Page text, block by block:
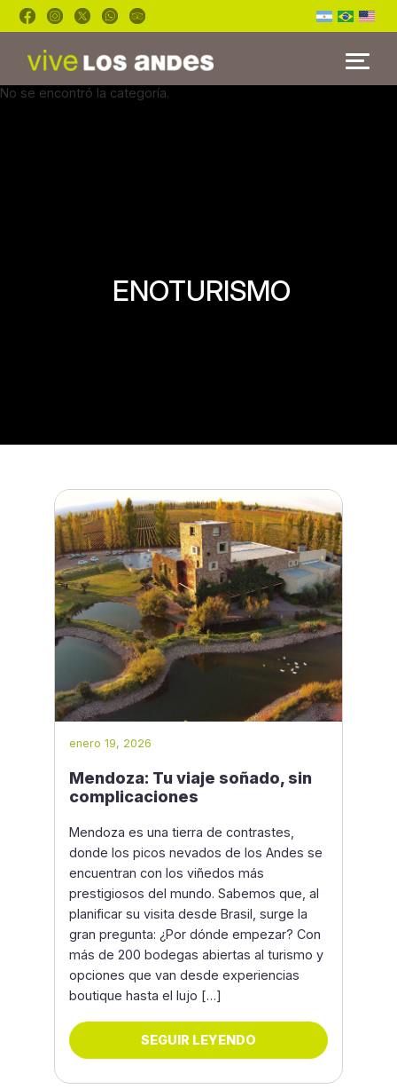
No se encontró la categoría.
ENOTURISMO
enero 19, 2026
Mendoza: Tu viaje soñado, sin
complicaciones
Mendoza es una tierra de contrastes,
donde los picos nevados de los Andes se
encuentran con los viñedos más
prestigiosos del mundo. Sabemos que, al
planificar su visita desde Brasil, surge la
gran pregunta: ¿Por dónde empezar? Con
más de 200 bodegas abiertas al turismo y
opciones que van desde experiencias
boutique hasta el lujo […]
SEGUIR LEYENDO